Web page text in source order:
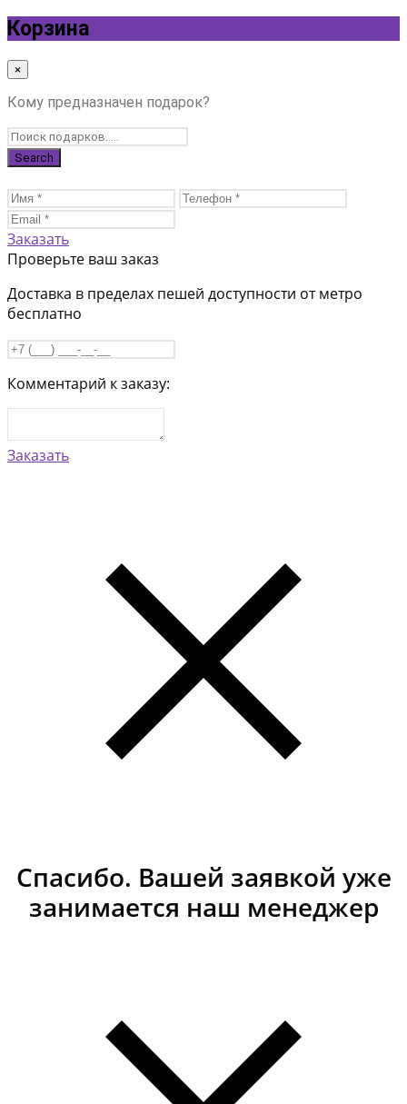
Корзина
×
Кому предназначен подарок?
Заказать
Проверьте ваш заказ
Доставка в пределах пешей доступности от метро
бесплатно
Комментарий к заказу:
Заказать
Спасибо. Вашей заявкой уже
занимается наш менеджер